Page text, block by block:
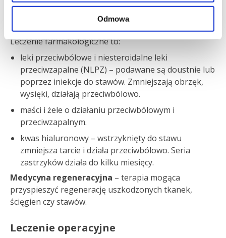
Odmowa
kontuzji. Znajduje również zastosowanie w chorobach
zwyrodnieniowych stawu i degeneracji chrząstki
stawowej.
Leczenie farmakologiczne to:
leki przeciwbólowe i niesteroidalne leki
przeciwzapalne (NLPZ) – podawane są doustnie lub
poprzez iniekcje do stawów. Zmniejszają obrzęk,
wysięki, działają przeciwbólowo.
maści i żele o działaniu przeciwbólowym i
przeciwzapalnym.
kwas hialuronowy – wstrzyknięty do stawu
zmniejsza tarcie i działa przeciwbólowo. Seria
zastrzyków działa do kilku miesięcy.
Medycyna regeneracyjna – terapia mogąca
przyspieszyć regenerację uszkodzonych tkanek,
ścięgien czy stawów.
Leczenie operacyjne